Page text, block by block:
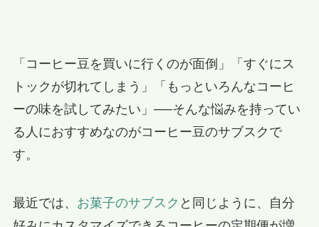
「コーヒー豆を買いに行くのが面倒」「すぐにス
トックが切れてしまう」「もっといろんなコーヒ
ーの味を試してみたい」──そんな悩みを持ってい
る人におすすめなのがコーヒー豆のサブスクで
す。
最近では、 お菓子のサブスク と同じように、自分